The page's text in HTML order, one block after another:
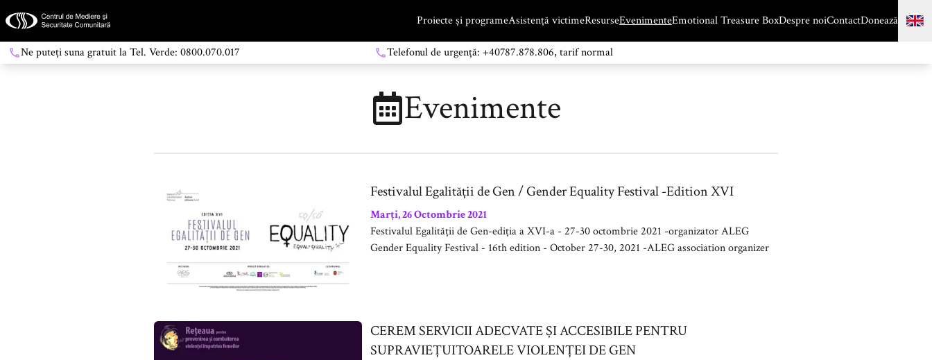
Proiecte și programeAsistență victimeResurseEvenimenteEmotional Treasure BoxDespre noiContactDonează
Ne puteți suna gratuit la Tel. Verde: 0800.070.017 Telefonul de urgență: +40787.878.806, tarif normal
Evenimente
Festivalul Egalității de Gen / Gender Equality Festival -Edition XVI
Marți, 26 Octombrie 2021
Festivalul Egalității de Gen-ediția a XVI-a - 27-30 octombrie 2021 -organizator ALEG
Gender Equality Festival - 16th edition - October 27-30, 2021 -ALEG association organizer
CEREM SERVICII ADECVATE ȘI ACCESIBILE PENTRU
SUPRAVIEȚUITOARELE VIOLENȚEI DE GEN